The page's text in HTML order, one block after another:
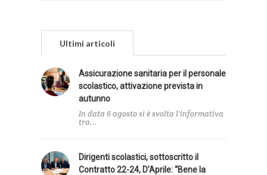
Ultimi articoli
Assicurazione sanitaria per il personale
scolastico, attivazione prevista in
autunno
In data 6 agosto si è svolta l'informativa
tra...
Dirigenti scolastici, sottoscritto il
Contratto 22-24, D’Aprile: “Bene la